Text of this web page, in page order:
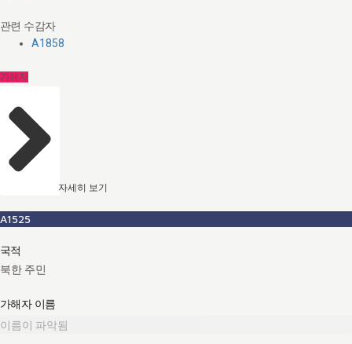
관련 수감자
A1858
가해자
자세히 보기
A1525
국적
북한 주민
가해자 이름
이름이 파악됨